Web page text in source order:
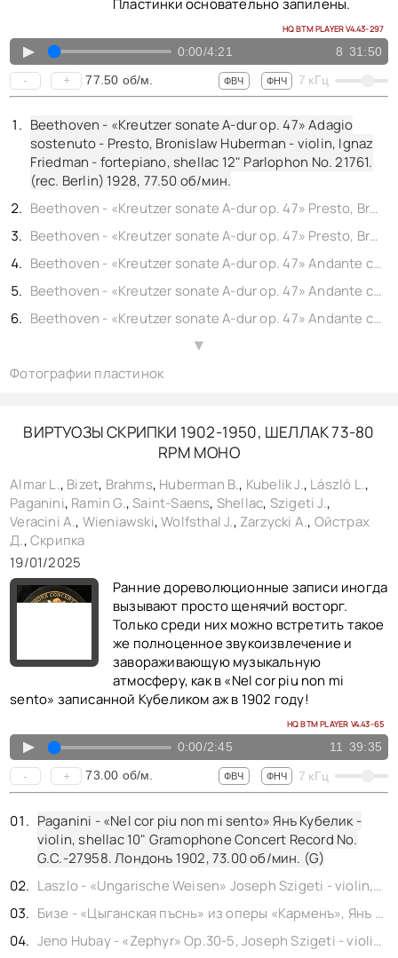
Пластинки основательно запилены.
HQ BTM PLAYER V4.43-297
▲ 0:00/4:21 8 31:50
- + 77.50 об/м. ФВЧ ФНЧ 7 кГц
Beethoven - «Kreutzer sonate A-dur op. 47» Adagio
sostenuto - Presto, Bronislaw Huberman - violin, Ignaz
Friedman - fortepiano, shellac 12" Parlophon No. 21761.
(rec. Berlin) 1928, 77.50 об/мин.
Beethoven - «Kreutzer sonate A-dur op. 47» Presto, Bronislaw Huberman - violin, Ignaz Friedman - fortepiano, shellac 12" Parlophon No. 21762. (rec. Berlin) 1928,
Beethoven - «Kreutzer sonate A-dur op. 47» Presto, Bronislaw Huberman - violin, Ignaz Friedman - fortepiano, shellac 12" Parlophon No. 21763. (rec. Berlin) 1928,
Beethoven - «Kreutzer sonate A-dur op. 47» Andante con variazioni, Bronislaw Huberman - violin, Ignaz Friedman - fortepiano, shellac 12" Parlophon No. 21764. (rec. Berlin) 1928,
Beethoven - «Kreutzer sonate A-dur op. 47» Andante con variazioni, Bronislaw Huberman - violin, Ignaz Friedman - fortepiano, shellac 12" Parlophon No. 21765. (rec. Berlin) 1928,
Beethoven - «Kreutzer sonate A-dur op. 47» Andante con variazioni, Bronislaw Huberman - violin, Ignaz Friedman - fortepiano, shellac 12" Parlophon No. 21766. (rec. Berlin) 1928,
▲
Фотографии пластинок
ВИРТУОЗЫ СКРИПКИ 1902-1950, ШЕЛЛАК 73-80
RPM МОНО
Almar L., Bizet, Brahms, Huberman B., Kubelik J., László L.,
Paganini, Ramin G.,Saint-Saens, Shellac, Szigeti J.,
Veracini A., Wieniawski,Wolfsthal J., Zarzycki A., Ойстрах
Д.,Скрипка
19/01/2025
Ранние дореволюционные записи иногда
вызывают просто щенячий восторг.
Только среди них можно встретить такое
же полноценное звукоизвлечение и
завораживающую музыкальную
атмосферу, как в «Nel cor piu non mi
sento» записанной Кубеликом аж в 1902 году!
HQ BTM PLAYER V4.43-65
▲ 0:00/2:45 11 39:35
- + 73.00 об/м. ФВЧ ФНЧ 7 кГц
Paganini - «Nel cor piu non mi sento» Янъ Кубелик -
violin, shellac 10" Gramophone Concert Record No.
G.C.-27958. Лондонъ 1902,73.00об/мин. (G)
Laszlo - «Ungarische Weisen» Joseph Szigeti - violin, with piano, test, shellac 12" His Master's Voice No. 07921. England
Бизе - «Цыганская пъснь» из оперы «Карменъ», Янъ Кубелик - violin, shellac 10" Concert Record Gramophone No. G.C.-27956.
Jeno Hubay - «Zephyr» Op.30-5, Joseph Szigeti - violin, shellac 12" Columbia No. AX 1789. England